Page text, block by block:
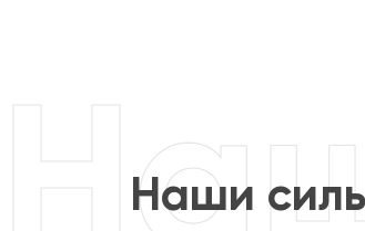
Наши